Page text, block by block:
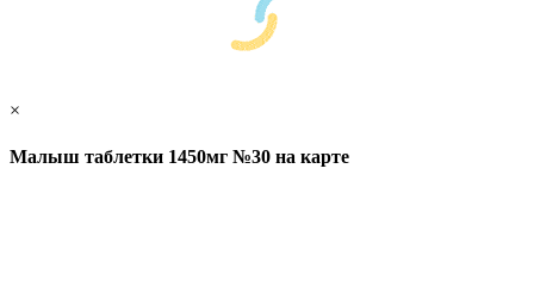
×
Малыш таблетки 1450мг №30 на карте